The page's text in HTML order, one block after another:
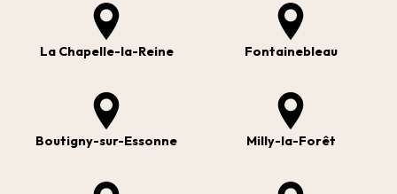
La Chapelle-la-Reine Fontainebleau
Boutigny-sur-Essonne Milly-la-Forêt